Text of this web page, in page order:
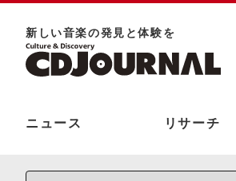
新しい⾳楽の発⾒と体験を
ニュース リサーチ